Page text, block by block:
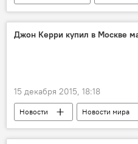
Новости
Джон Керри купил в Москве
15 декабря 2015, 18:18
Новости Новости мира
ЖИЗНЬ